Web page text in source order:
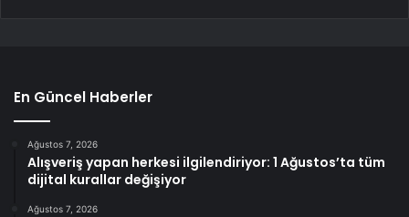
En Güncel Haberler
Ağustos 7, 2026
Alışveriş yapan herkesi ilgilendiriyor: 1 Ağustos’ta tüm
dijital kurallar değişiyor
Ağustos 7, 2026